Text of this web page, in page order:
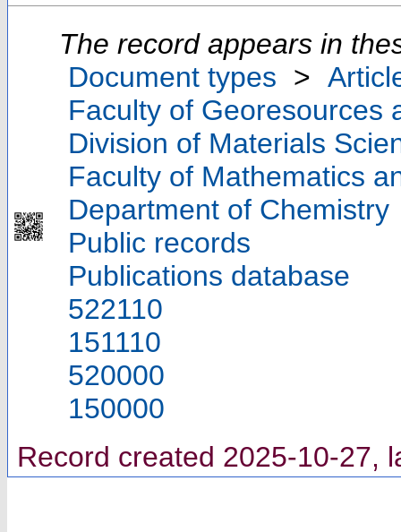
The record appears in
Document types >
Faculty of Georesources
Division of Materials
Faculty of Mathematics
Department of Chemistry
Public records
Publications database
522110
151110
520000
150000
Record created 2025-10-27,